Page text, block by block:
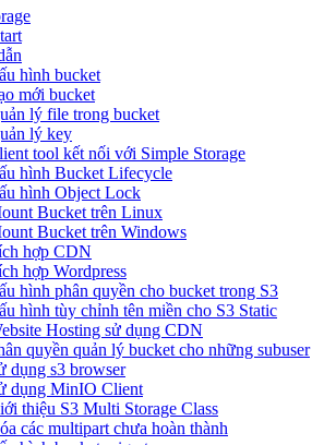
hình bucket
mới bucket
lý file trong bucket
lý key
tool kết nối với Simple Storage
hình Bucket Lifecycle
hình Object Lock
Bucket trên Linux
Bucket trên Windows
hợp CDN
hợp Wordpress
hình phân quyền cho bucket trong S3
hình tùy chỉnh tên miền cho S3 Static
Hosting sử dụng CDN
quyền quản lý bucket cho những subuser
dụng s3 browser
dụng MinIO Client
thiệu S3 Multi Storage Class
các multipart chưa hoàn thành